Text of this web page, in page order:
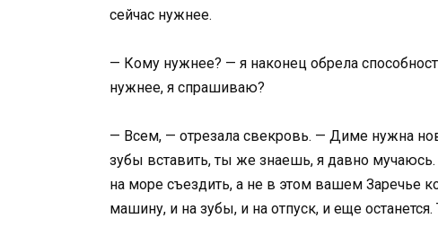
сейчас нужнее.
— Кому нужнее? — я наконец обрела
нужнее, я спрашиваю?
— Всем, — отрезала свекровь. — Диме нужна
зубы вставить, ты же знаешь, я давно
на море съездить, а не в этом вашем Заречье
машину, и на зубы, и на отпуск, и еще